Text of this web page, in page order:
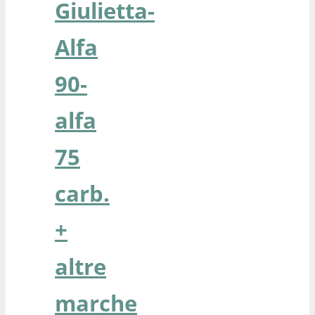
Giulietta-
Alfa
90-
alfa
75
carb.
+
altre
marche